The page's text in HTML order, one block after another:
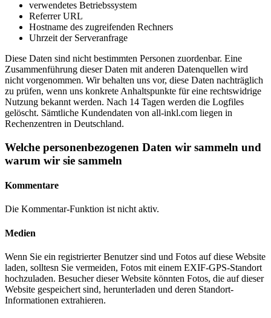
verwendetes Betriebssystem
Referrer URL
Hostname des zugreifenden Rechners
Uhrzeit der Serveranfrage
Diese Daten sind nicht bestimmten Personen zuordenbar. Eine
Zusammenführung dieser Daten mit anderen Datenquellen wird
nicht vorgenommen. Wir behalten uns vor, diese Daten nachträglich
zu prüfen, wenn uns konkrete Anhaltspunkte für eine rechtswidrige
Nutzung bekannt werden. Nach 14 Tagen werden die Logfiles
gelöscht. Sämtliche Kundendaten von all-inkl.com liegen in
Rechenzentren in Deutschland.
Welche personenbezogenen Daten wir sammeln und
warum wir sie sammeln
Kommentare
Die Kommentar-Funktion ist nicht aktiv.
Medien
Wenn Sie ein registrierter Benutzer sind und Fotos auf diese Website
laden, solltesn Sie vermeiden, Fotos mit einem EXIF-GPS-Standort
hochzuladen. Besucher dieser Website könnten Fotos, die auf dieser
Website gespeichert sind, herunterladen und deren Standort-
Informationen extrahieren.